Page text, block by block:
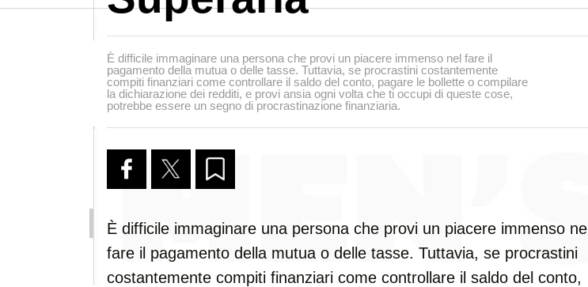
È difficile immaginare una persona che provi un piacere immenso nel fare il
pagamento della mutua o delle tasse. Tuttavia, se procrastini costantemente
compiti finanziari come controllare il saldo del conto, pagare le bollette o compilare
la dichiarazione dei redditi, e provi ansia ogni volta che ti occupi di queste cose,
potrebbe essere un segno di procrastinazione finanziaria.
È difficile immaginare una persona che provi un piacere immenso nel
fare il pagamento della mutua o delle tasse. Tuttavia, se procrastini
costantemente compiti finanziari come controllare il saldo del conto,